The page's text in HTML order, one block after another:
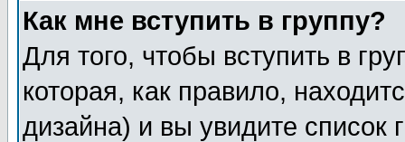
Как мне вступить в группу?
Для того, чтобы вступить в
которая, как правило,
дизайна) и вы увидите список